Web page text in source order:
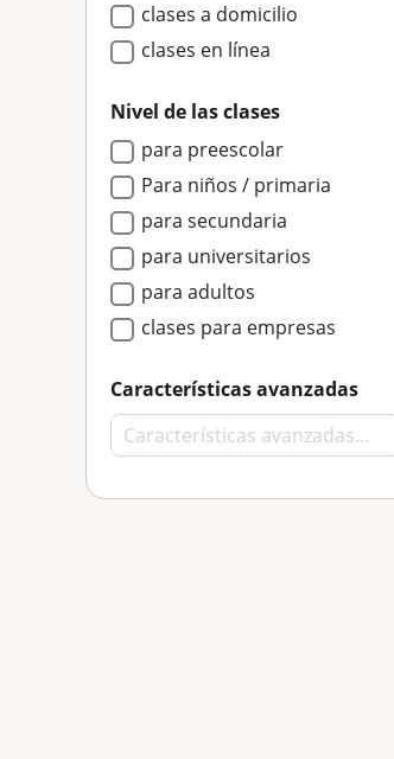
clases a domicilio
clases en línea
Nivel de las clases
para preescolar
Para niños / primaria
para secundaria
para universitarios
para adultos
clases para empresas
Características avanzadas